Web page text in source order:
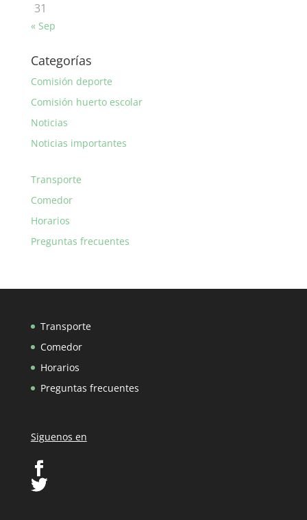
31
« Sep
Categorías
Comisión deporte
Comisión huerto escolar
Noticias
Noticias importantes
Transporte
Comedor
Horarios
Preguntas frecuentes
Transporte
Comedor
Horarios
Preguntas frecuentes
Siguenos en